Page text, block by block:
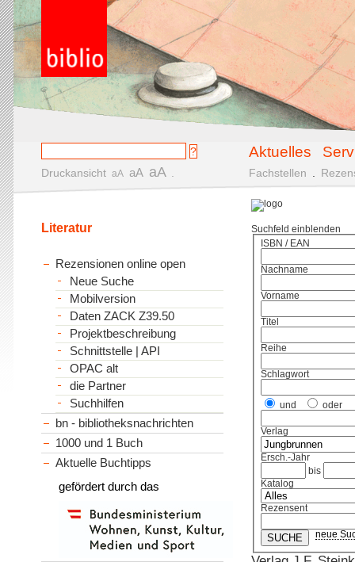
Aktuelles
Druckansicht aA aA aA Fachstellen
Suchfeld einblenden
ISBN / EAN
Nachname
Vorname
Titel
Reihe
Schlagwort
und oder
Verlag
Ersch.-Jahr
bis
Katalog
Rezensent
neue
Literatur
Rezensionen online open
Neue Suche
Mobilversion
Daten ZACK Z39.50
Projektbeschreibung
Schnittstelle | API
OPAC alt
die Partner
Suchhilfen
bn - bibliotheksnachrichten
1000 und 1 Buch
Aktuelle Buchtipps
gefördert durch das